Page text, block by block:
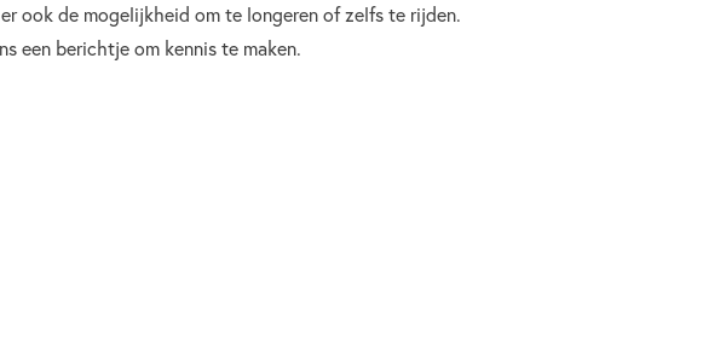
ook de mogelijkheid om te longeren of zelfs te rijden.
een berichtje om kennis te maken.